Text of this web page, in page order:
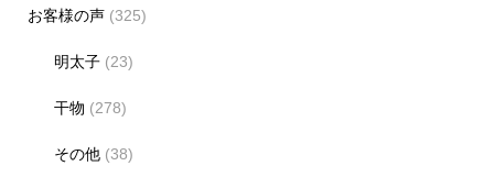
お客様の声(325)
明太子 (23)
干物 (278)
その他 (38)